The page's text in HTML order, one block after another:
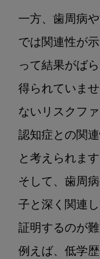
一方、歯周病
では関連性が
って結果がば
得られていま
ないリスクフ
認知症との関
と考えられます
そして、歯周
子と深く関連
証明するのが
例えば、低学